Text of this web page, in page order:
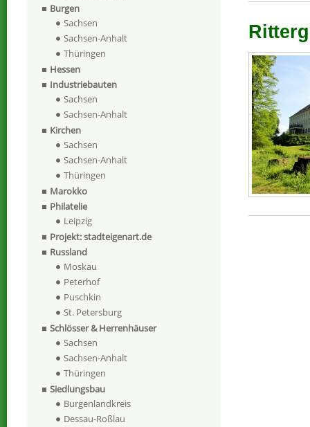
Burgen
Sachsen
Sachsen-Anhalt
Thüringen
Hessen
Industriebauten
Sachsen
Sachsen-Anhalt
Kirchen
Sachsen
Sachsen-Anhalt
Thüringen
Marokko
Philatelie
Leipzig
Projekt: stadteigenart.de
Russland
Moskau
Peterhof
Puschkin
St. Petersburg
Schlösser & Herrenhäuser
Sachsen
Sachsen-Anhalt
Thüringen
Siedlungsbau
Burgenlandkreis
Dessau-Roßlau